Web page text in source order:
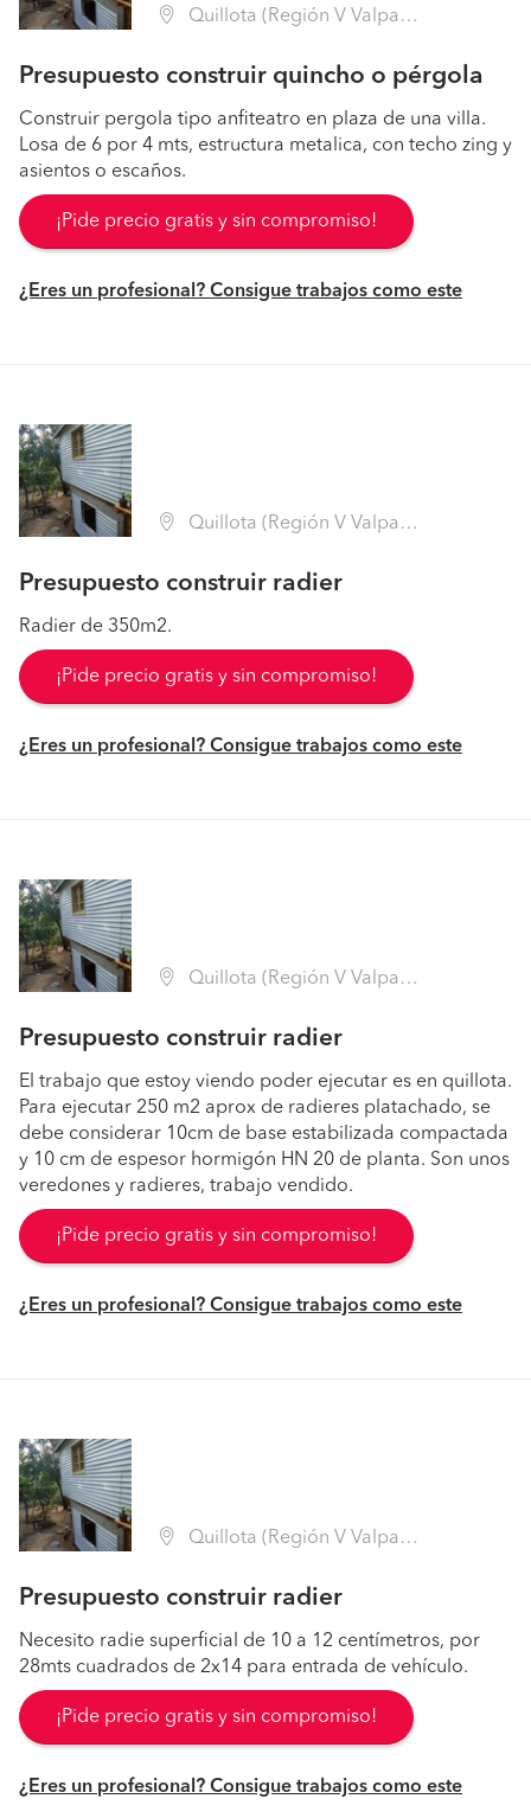
Quillota (Región V Valparaíso - Quillota)
Presupuesto construir quincho o pérgola
Construir pergola tipo anfiteatro en plaza de una villa.
Losa de 6 por 4 mts, estructura metalica, con techo zing y
asientos o escaños.
¡Pide precio gratis y sin compromiso!
¿Eres un profesional? Consigue trabajos como este
Quillota (Región V Valparaíso - Quillota)
Presupuesto construir radier
Radier de 350m2.
¡Pide precio gratis y sin compromiso!
¿Eres un profesional? Consigue trabajos como este
Quillota (Región V Valparaíso - Quillota)
Presupuesto construir radier
El trabajo que estoy viendo poder ejecutar es en quillota.
Para ejecutar 250 m2 aprox de radieres platachado, se
debe considerar 10cm de base estabilizada compactada
y 10 cm de espesor hormigón HN 20 de planta. Son unos
veredones y radieres, trabajo vendido.
¡Pide precio gratis y sin compromiso!
¿Eres un profesional? Consigue trabajos como este
Quillota (Región V Valparaíso - Quillota)
Presupuesto construir radier
Necesito radie superficial de 10 a 12 centímetros, por
28mts cuadrados de 2x14 para entrada de vehículo.
¡Pide precio gratis y sin compromiso!
¿Eres un profesional? Consigue trabajos como este